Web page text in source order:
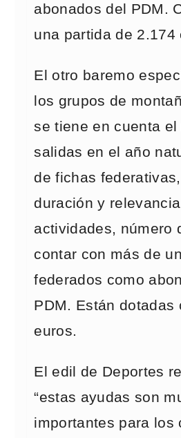
abonados del PDM.
una partida de 2.174
El otro baremo
los grupos de
se tiene en cuenta el
salidas en el año
de fichas
duración y
actividades, número
contar con más de
federados como
PDM. Están dotadas
euros.
El edil de Deportes
“estas ayudas son
importantes para los